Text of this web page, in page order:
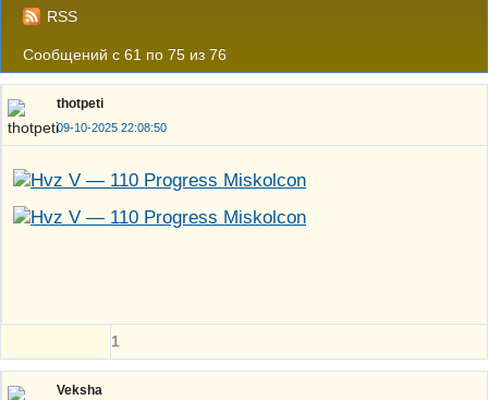
RSS
Сообщений с 61 по 75 из 76
thotpeti
09-10-2025 22:08:50
1
Veksha